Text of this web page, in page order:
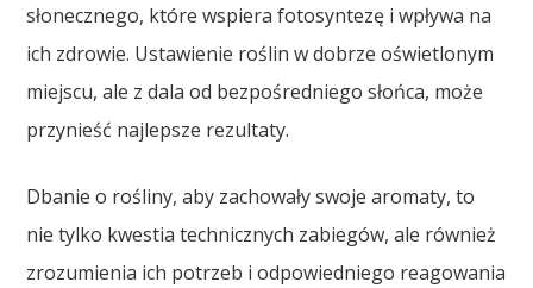
słonecznego, które wspiera fotosyntezę i wpływa na
ich zdrowie. Ustawienie roślin w dobrze oświetlonym
miejscu, ale z dala od bezpośredniego słońca, może
przynieść najlepsze rezultaty.
Dbanie o rośliny, aby zachowały swoje aromaty, to
nie tylko kwestia technicznych zabiegów, ale również
zrozumienia ich potrzeb i odpowiedniego reagowania